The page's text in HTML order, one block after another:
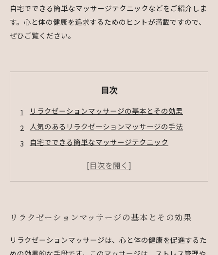
自宅でできる簡単なマッサージテクニックなどをご紹介しま
す。心と体の健康を追求するためのヒントが満載ですので、
ぜひご覧ください。
目次
リラクゼーションマッサージの基本とその効果
人気のあるリラクゼーションマッサージの手法
自宅でできる簡単なマッサージテクニック
リラクゼーションマッサージの基本とその効果
リラクゼーションマッサージは、心と体の健康を促進するた